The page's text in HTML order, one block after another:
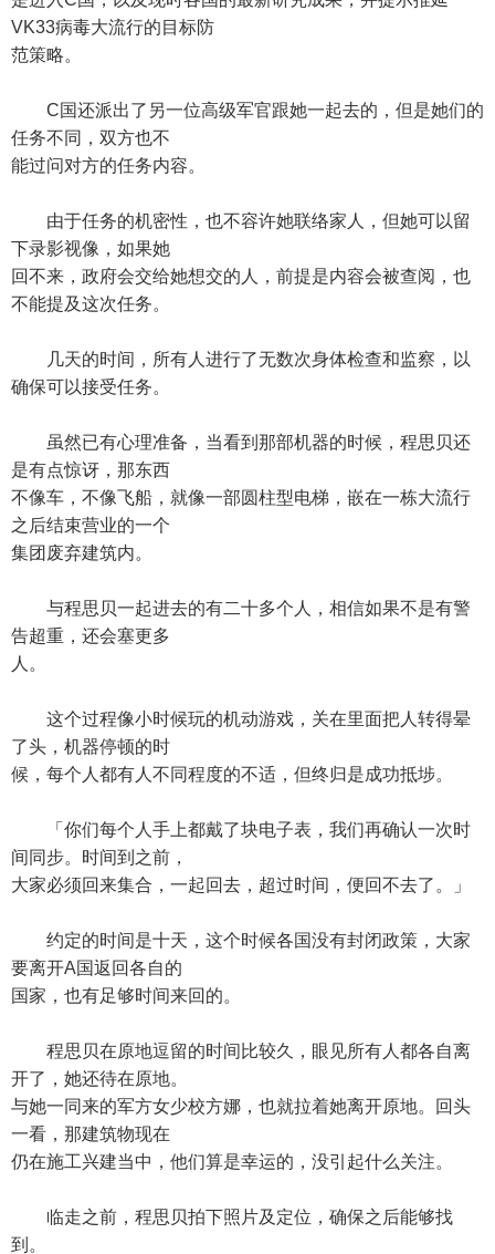
VK33病毒大流行的目标防
范策略。
C国还派出了另一位高级军官跟她一起去的，但是她们的
任务不同，双方也不
能过问对方的任务内容。
由于任务的机密性，也不容许她联络家人，但她可以留
下录影视像，如果她
回不来，政府会交给她想交的人，前提是内容会被查阅，也
不能提及这次任务。
几天的时间，所有人进行了无数次身体检查和监察，以
确保可以接受任务。
虽然已有心理准备，当看到那部机器的时候，程思贝还
是有点惊讶，那东西
不像车，不像飞船，就像一部圆柱型电梯，嵌在一栋大流行
之后结束营业的一个
集团废弃建筑内。
与程思贝一起进去的有二十多个人，相信如果不是有警
告超重，还会塞更多
人。
这个过程像小时候玩的机动游戏，关在里面把人转得晕
了头，机器停顿的时
候，每个人都有人不同程度的不适，但终归是成功抵埗。
「你们每个人手上都戴了块电子表，我们再确认一次时
间同步。时间到之前，
大家必须回来集合，一起回去，超过时间，便回不去了。」
约定的时间是十天，这个时候各国没有封闭政策，大家
要离开A国返回各自的
国家，也有足够时间来回的。
程思贝在原地逗留的时间比较久，眼见所有人都各自离
开了，她还待在原地。
与她一同来的军方女少校方娜，也就拉着她离开原地。回头
一看，那建筑物现在
仍在施工兴建当中，他们算是幸运的，没引起什么关注。
临走之前，程思贝拍下照片及定位，确保之后能够找
到。